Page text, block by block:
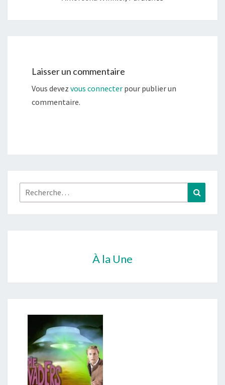
Laisser un commentaire
Vous devez vous connecter pour publier un
commentaire.
Rechercher :
À la Une